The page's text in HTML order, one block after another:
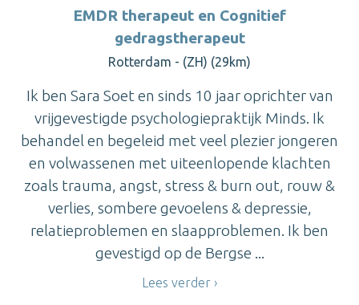
EMDR therapeut en Cognitief
gedragstherapeut
Rotterdam - (ZH) (29km)
Ik ben Sara Soet en sinds 10 jaar oprichter van
vrijgevestigde psychologiepraktijk Minds. Ik
behandel en begeleid met veel plezier jongeren
en volwassenen met uiteenlopende klachten
zoals trauma, angst, stress & burn out, rouw &
verlies, sombere gevoelens & depressie,
relatieproblemen en slaapproblemen. Ik ben
gevestigd op de Bergse ...
Lees verder